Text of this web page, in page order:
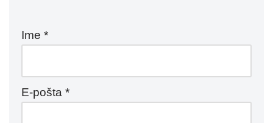
Ime *
E-pošta *